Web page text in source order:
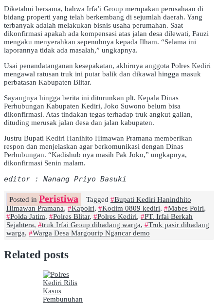
Diketahui bersama, bahwa Irfa’i Group merupakan perusahaan di
bidang properti yang telah berkembang di sejumlah daerah. Yang
terbanyak adalah melakukan bisnis usaha perumahan. Saat
dikonfirmasi apakah ada kompensasi atas jalan desa dilewati, Fauzi
mengaku menyerahkan sepenuhnya kepada Ilham. “Selama ini
laporannya tidak ada masalah,” ungkapnya.
Usai penandatanganan kesepakatan, akhirnya anggota Polres Kediri
mengawal ratusan truk ini putar balik dan dikawal hingga masuk
perbatasan Kabupaten Blitar.
Sayangnya hingga berita ini diturunkan plt. Kepala Dinas
Perhubungan Kabupaten Kediri, Joko Suwono belum bisa
dikonfirmasi. Atas tindakan tegas terhadap truk angkut galian,
dituding merusak jalan desa dan jalan kabupaten.
Justru Bupati Kediri Hanihito Himawan Pramana memberikan
respon dan menjelaskan agar berkomunikasi dengan Dinas
Perhubungan. “Kadishub nya masih Pak Joko,” ungkapnya,
dikonfirmasi Senin malam.
editor : Nanang Priyo Basuki
Posted in Peristiwa Tagged
Bupati Kediri Hanindhito
Himawan Pramana, Kapolri, Kodim 0809 kediri, Mabes Polri,
Polda Jatim, Polres Blitar, Polres Kediri,
PT. Irfai Berkah
Sejahtera, truk Irfai Group dihadang warga,
Truk pasir dihadang
warga, Warga Desa Margourip Ngancar demo
Related posts